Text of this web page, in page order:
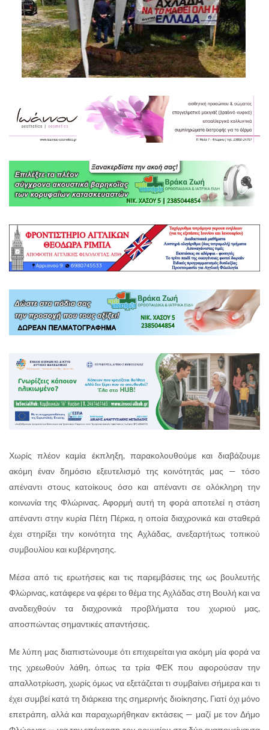
Χωρίς πλέον καμία έκπληξη, παρακολουθούμε και διαβάζουμε
ακόμη έναν δημόσιο εξευτελισμό της κοινότητάς μας — τόσο
απέναντι στους κατοίκους όσο και απέναντι σε ολόκληρη την
κοινωνία της Φλώρινας. Αφορμή αυτή τη φορά αποτελεί η στάση
απέναντι στην κυρία Πέτη Πέρκα, η οποία διαχρονικά και σταθερά
έχει στηρίξει την κοινότητα της Αχλάδας, ανεξαρτήτως τοπικού
συμβουλίου και κυβέρνησης.
Μέσα από τις ερωτήσεις και τις παρεμβάσεις της ως βουλευτής
Φλώρινας, κατάφερε να φέρει το θέμα της Αχλάδας στη Βουλή και να
αναδειχθούν τα διαχρονικά προβλήματα του χωριού μας,
αποσπώντας σημαντικές απαντήσεις.
Με λύπη μας διαπιστώνουμε ότι επιχειρείται για ακόμη μία φορά να
της χρεωθούν λάθη, όπως τα τρία ΦΕΚ που αφορούσαν την
απαλλοτρίωση, χωρίς όμως να εξετάζεται τι συμβαίνει σήμερα και τι
έχει συμβεί κατά τη διάρκεια της σημερινής διοίκησης. Γιατί όχι μόνο
επετράπη, αλλά και παραχωρήθηκαν εκτάσεις — μαζί με τον Δήμο